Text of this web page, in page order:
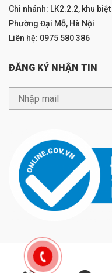
Chi nhánh: LK2.2.2, khu
Phường Đại Mỗ, Hà Nội
Liên hệ: 0975 580 386
ĐĂNG KÝ NHẬN TIN